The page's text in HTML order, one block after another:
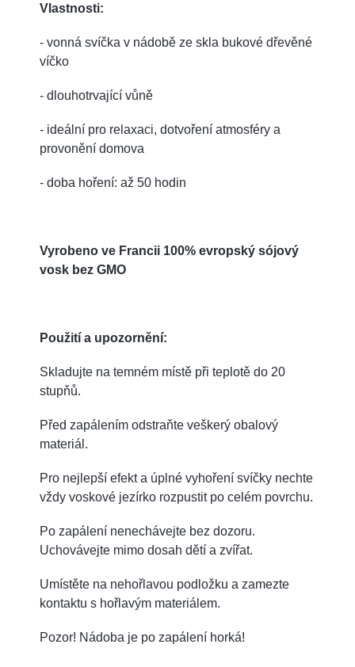
Vlastnosti:
- vonná svíčka v nádobě ze skla bukové dřevěné
víčko
- dlouhotrvající vůně
- ideální pro relaxaci, dotvoření atmosféry a
provonění domova
- doba hoření: až 50 hodin
Vyrobeno ve Francii 100% evropský sójový
vosk bez GMO
Použití a upozornění:
Skladujte na temném místě při teplotě do 20
stupňů.
Před zapálením odstraňte veškerý obalový
materiál.
Pro nejlepší efekt a úplné vyhoření svíčky nechte
vždy voskové jezírko rozpustit po celém povrchu.
Po zapálení nenechávejte bez dozoru.
Uchovávejte mimo dosah dětí a zvířat.
Umístěte na nehořlavou podložku a zamezte
kontaktu s hořlavým materiálem.
Pozor! Nádoba je po zapálení horká!